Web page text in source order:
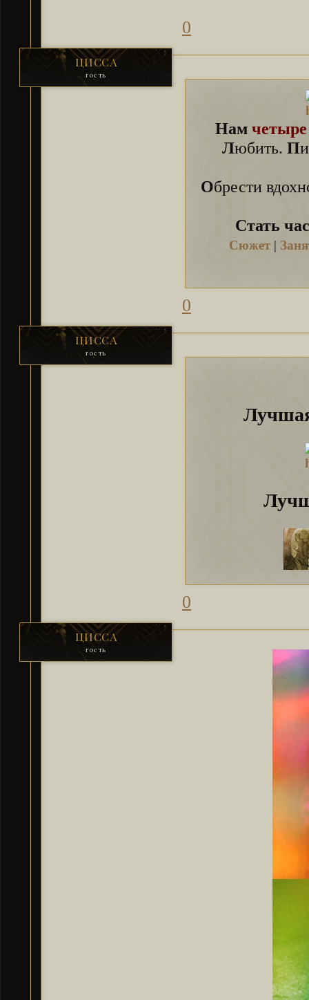
0
ЦИССА
гость
Нам
Любить. П
Обрести
Стать
Сюжет |
0
ЦИССА
гость
0
ЦИССА
гость